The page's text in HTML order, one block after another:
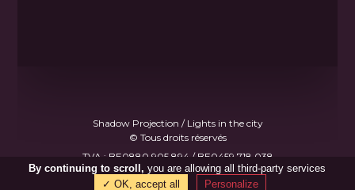
Shadow Projection / Lights in the city
© Tous droits réservés
TVA : BE0880.905.894 / BE0459.718.038
Made with♥byB.Gee
By continuing to scroll, you are allowing all third-party services
✓ OK, accept all
Personalize